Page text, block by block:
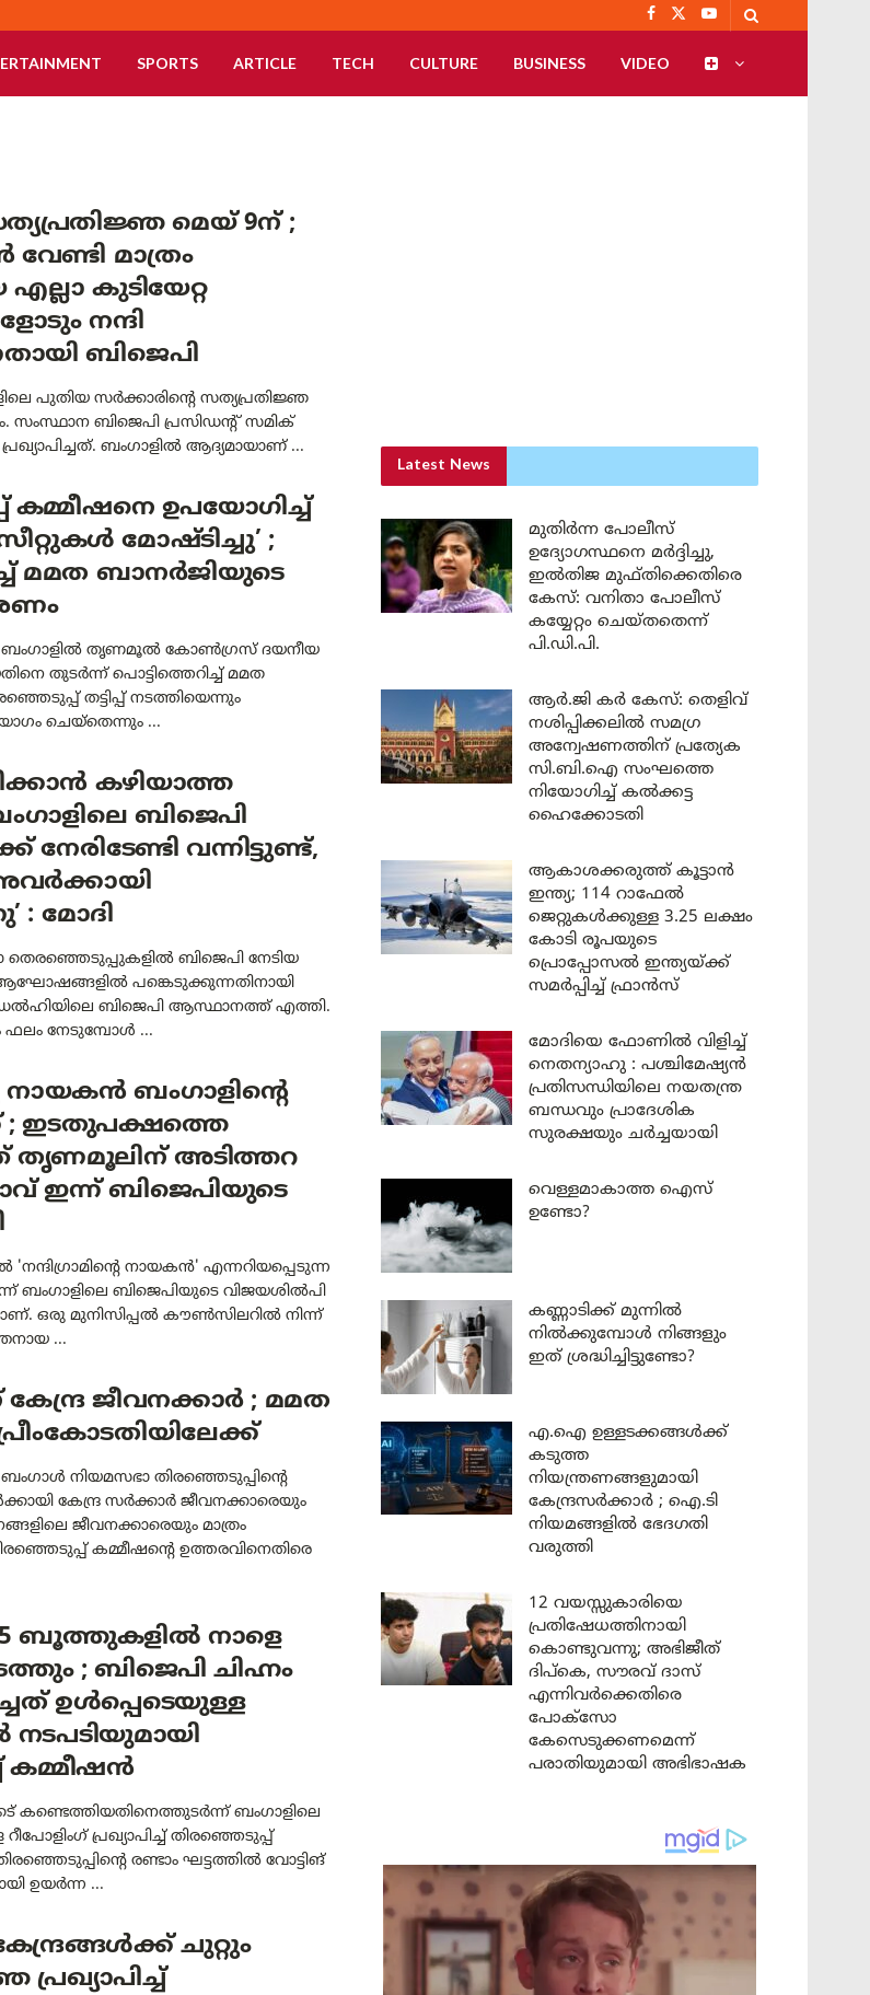
SPORTS ARTICLE TECH CULTURE BUSINESS VIDEO
മെയ് 9ന് ;
വേണ്ടി മാത്രം
എല്ലാ കുടിയേറ്റ
നന്ദി
ബിജെപി
പുതിയ സർക്കാരിന്റെ സത്യപ്രതിജ്ഞ
സംസ്ഥാന ബിജെപി പ്രസിഡന്റ് സമിക്
ബംഗാളിൽ ആദ്യമായാണ് ...
കമ്മീഷനെ ഉപയോഗിച്ച്
മോഷ്ടിച്ചു’ ;
മമത ബാനർജിയുടെ
ബംഗാളിൽ തൃണമൂൽ കോൺഗ്രസ് ദയനീയ
തുടർന്ന് പൊട്ടിത്തെറിച്ച് മമത
തട്ടിപ്പ് നടത്തിയെന്നും
ചെയ്തെന്നും ...
കഴിയാത്ത
ബിജെപി
വന്നിട്ടുണ്ട്,
: മോദി
ബിജെപി നേടിയ
പങ്കെടുക്കുന്നതിനായി
ബിജെപി ആസ്ഥാനത്ത് എത്തി.
ഫലം നേടുമ്പോൾ ...
നായകൻ ബംഗാളിന്റെ
; ഇടതുപക്ഷത്തെ
തൃണമൂലിന് അടിത്തറ
ഇന്ന് ബിജെപിയുടെ
നായകൻ' എന്നറിയപ്പെടുന്ന
ബംഗാളിലെ ബിജെപിയുടെ വിജയശിൽപി
ഒരു മുനിസിപ്പൽ കൗൺസിലറിൽ നിന്ന്
...
കേന്ദ്ര ജീവനക്കാർ ; മമത
നിയമസഭാ തിരഞ്ഞെടുപ്പിന്റെ
കേന്ദ്ര സർക്കാർ ജീവനക്കാരെയും
ജീവനക്കാരെയും മാത്രം
കമ്മീഷന്റെ ഉത്തരവിനെതിരെ
ബൂത്തുകളിൽ നാളെ
; ബിജെപി ചിഹ്നം
ഉൾപ്പെടെയുള്ള
കമ്മീഷൻ
കണ്ടെത്തിയതിനെത്തുടർന്ന് ബംഗാളിലെ
പ്രഖ്യാപിച്ച് തിരഞ്ഞെടുപ്പ്
രണ്ടാം ഘട്ടത്തിൽ വോട്ടിങ്
ഉയർന്ന ...
ചുറ്റും
Latest News
മുതിർന്ന പോലീസ്
ഉദ്യോഗസ്ഥനെ മർദ്ദിച്ചു,
ഇൽതിജ മുഫ്തിക്കെതിരെ
കേസ്: വനിതാ പോലീസ്
കയ്യേറ്റം ചെയ്തതെന്ന്
പി.ഡി.പി.
ആർ.ജി കർ കേസ്: തെളിവ്
നശിപ്പിക്കലിൽ സമഗ്ര
അന്വേഷണത്തിന് പ്രത്യേക
സി.ബി.ഐ സംഘത്തെ
നിയോഗിച്ച് കൽക്കട്ട
ഹൈക്കോടതി
ആകാശക്കരുത്ത് കൂട്ടാൻ
ഇന്ത്യ; 114 റാഫേൽ
ജെറ്റുകൾക്കുള്ള 3.25 ലക്ഷം
കോടി രൂപയുടെ
പ്രൊപ്പോസൽ ഇന്ത്യയ്ക്ക്
സമർപ്പിച്ച് ഫ്രാൻസ്
മോദിയെ ഫോണിൽ വിളിച്ച്
നെതന്യാഹു : പശ്ചിമേഷ്യൻ
പ്രതിസന്ധിയിലെ നയതന്ത്ര
ബന്ധവും പ്രാദേശിക
സുരക്ഷയും ചർച്ചയായി
വെള്ളമാകാത്ത ഐസ്
ഉണ്ടോ?
കണ്ണാടിക്ക് മുന്നിൽ
നിൽക്കുമ്പോൾ നിങ്ങളും
ഇത് ശ്രദ്ധിച്ചിട്ടുണ്ടോ?
എ.ഐ ഉള്ളടക്കങ്ങൾക്ക്
കടുത്ത
നിയന്ത്രണങ്ങളുമായി
കേന്ദ്രസർക്കാർ ; ഐ.ടി
നിയമങ്ങളിൽ ഭേദഗതി
വരുത്തി
12 വയസ്സുകാരിയെ
പ്രതിഷേധത്തിനായി
കൊണ്ടുവന്നു; അഭിജീത്
ദിപ്കെ, സൗരവ് ദാസ്
എന്നിവർക്കെതിരെ
പോക്സോ
കേസെടുക്കണമെന്ന്
പരാതിയുമായി അഭിഭാഷക